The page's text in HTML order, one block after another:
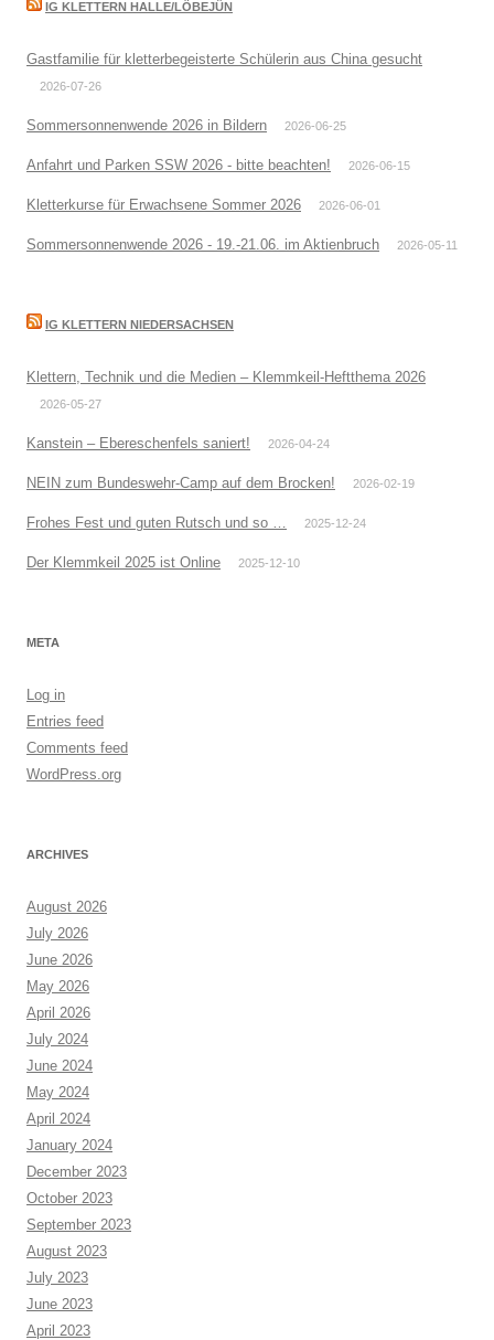
IG KLETTERN HALLE/LÖBEJÜN
Gastfamilie für kletterbegeisterte Schülerin aus China gesucht
2026-07-26
Sommersonnenwende 2026 in Bildern 2026-06-25
Anfahrt und Parken SSW 2026 - bitte beachten! 2026-06-15
Kletterkurse für Erwachsene Sommer 2026 2026-06-01
Sommersonnenwende 2026 - 19.-21.06. im Aktienbruch 2026-05-11
IG KLETTERN NIEDERSACHSEN
Klettern, Technik und die Medien – Klemmkeil-Heftthema 2026
2026-05-27
Kanstein – Ebereschenfels saniert! 2026-04-24
NEIN zum Bundeswehr-Camp auf dem Brocken! 2026-02-19
Frohes Fest und guten Rutsch und so … 2025-12-24
Der Klemmkeil 2025 ist Online 2025-12-10
META
Log in
Entries feed
Comments feed
WordPress.org
ARCHIVES
August 2026
July 2026
June 2026
May 2026
April 2026
July 2024
June 2024
May 2024
April 2024
January 2024
December 2023
October 2023
September 2023
August 2023
July 2023
June 2023
April 2023